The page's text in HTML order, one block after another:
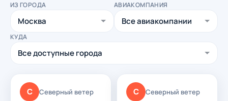
ИЗ ГОРОДА АВИАКОМПАНИЯ
КУДА
С Северный ветер С Северный ветер